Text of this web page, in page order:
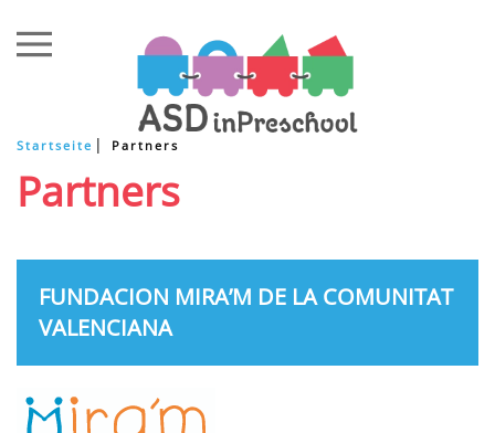
Zum Hauptinhalt springen
Startseite Partners
Partners
FUNDACION MIRA’M DE LA COMUNITAT
VALENCIANA